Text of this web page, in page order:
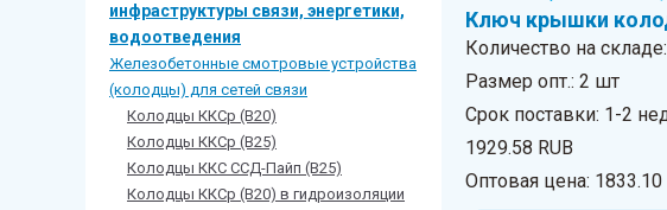
инфраструктуры связи, энергетики,
водоотведения
Железобетонные смотровые устройства
(колодцы) для сетей связи
Колодцы ККСр (В20)
Колодцы ККСр (В25)
Колодцы ККС ССД-Пайп (В25)
Колодцы ККСр (В20) в гидроизоляции
Ключ крышки
Количество на складе:
Размер опт.: 2 шт
Срок поставки: 1-2
1929.58 RUB
Оптовая цена: 1833.10